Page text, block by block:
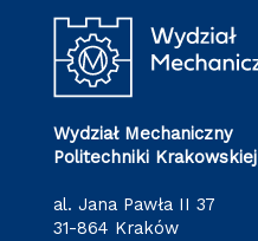
Wydział Mechaniczny
Politechniki Krakowskiej
al. Jana Pawła II 37
31-864 Kraków